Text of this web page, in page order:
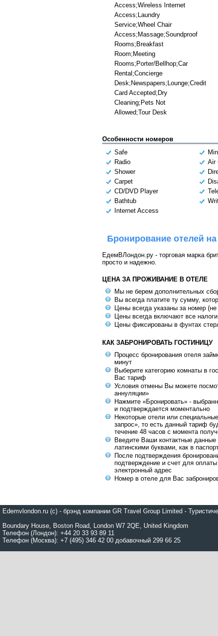
Access;Wireless Internet
Access;Laundry
Service;Wheel Chair
Access;Massage;Soundproof
Rooms;Breakfast
Room;Meeting
Rooms;Porter/Bellhop;Car
Rental;Concierge
Desk;Newspapers;Lounge;Credit
Card Accepted;Dry
Cleaning;Pets Not
Allowed;Tour Desk
Особенности номеров
Safe
Radio
Air
Shower
Carpet
CD/DVD Player
Bathtub
Internet Access
Бронирование отелей
ЕдемВЛондон.ру - торговая марка
просто и надежно.
ЦЕНА ЗА ПРОЖИВАНИЕ В ОТЕЛЕ
Мы не берем дополнительных
Вы всегда платите ту сумму,
Цены всегда указаны за номер
Цены всегда включают все
Цены фиксированы в фунтах
КАК ЗАБРОНИРОВАТЬ ГОСТИНИЦУ
Процесс бронирования отеля
минут
Выберите категорию комнаты в
Вас тариф
Условия отмены Вы можете
аннуляции»
Нажмите «Бронировать» -
и подтверждается моментально
Некоторые отели или
запрос», то есть данный тариф
течение 48 часов с момента
Введите Ваши контактные данные
латинскими буквами, как в
После подтверждения
подтверждение и счет для
электронный адрес
Номер в отеле для Вас
Edemvlondon.ru (c) - брэнд компании GR Travel Group Limited -
Boundary House, Boston Road, London W7 2QE, United Kingdom
Телефон (Лондон): +44 20 33 93 89 11
Телефон (Москва): +7 (495) 346 42 00 добавочный 299 66 25